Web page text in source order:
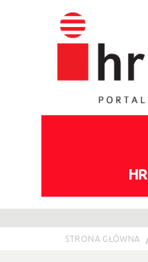
HR
STRONA GŁÓWNA